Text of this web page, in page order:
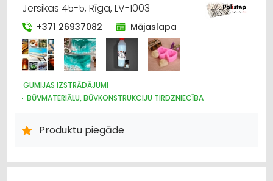
Jersikas 45-5, Rīga, LV-1003
+371 26937082 Mājaslapa
GUMIJAS IZSTRĀDĀJUMI
BŪVMATERIĀLU, BŪVKONSTRUKCIJU TIRDZNIECĪBA
BŪVMATERIĀLU, BŪVKONSTRUKCIJU VAIRUMTIRDZNIECĪBA
INTERNETVEIKALI, E-KOMERCIJA
APDARES MATERIĀLI: VAIRUMTIRDZNIECĪBA
Produktu piegāde